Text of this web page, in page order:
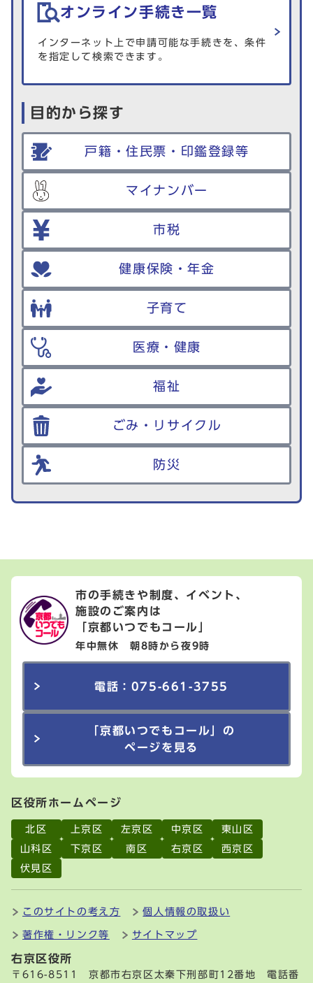
オンライン手続き一覧
インターネット上で申請可能な手続きを、条件
を指定して検索できます。
目的から探す
戸籍・住民票・印鑑登録等
マイナンバー
市税
健康保険・年金
子育て
医療・健康
福祉
ごみ・リサイクル
防災
市の手続きや制度、イベント、
施設のご案内は
「京都いつでもコール」
年中無休 朝8時から夜9時
電話：075-661-3755
「京都いつでもコール」の
ページを見る
区役所ホームページ
北区 上京区 左京区 中京区
東山区
山科区
下京区 南区 右京区
西京区
伏見区
このサイトの考え方 個人情報の取扱い
著作権・リンク等 サイトマップ
右京区役所
〒616-8511 京都市右京区太秦下刑部町12番地 電話番